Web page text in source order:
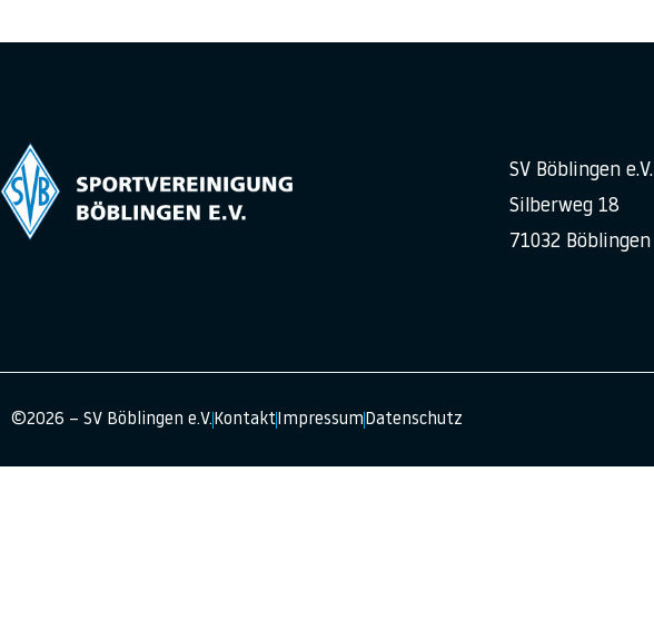
SV Böblingen e.V.
Silberweg 18
71032 Böblingen
©2026 – SV Böblingen e.V.KontaktImpressumDatenschutz